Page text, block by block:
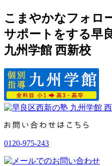
こまやかなフォロ
サポートをする早
九州学館 西新校
0120-975-243